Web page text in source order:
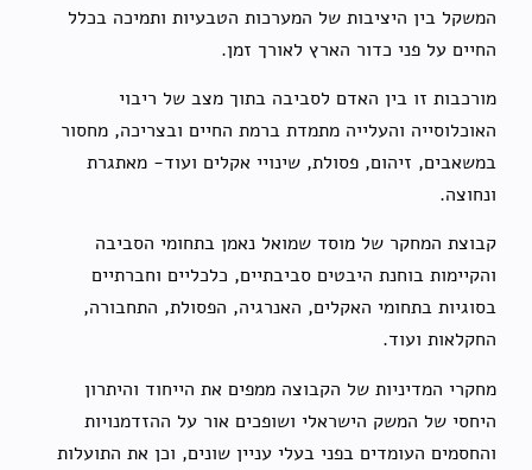
המשקל בין היציבות של המערכות הטבעיות ותמיכה בכלל
החיים על פני כדור הארץ לאורך זמן.
מורכבות זו בין האדם לסביבה בתוך מצב של ריבוי
האוכלוסייה והעלייה מתמדת ברמת החיים ובצריכה, מחסור
במשאבים, זיהום, פסולת, שינויי אקלים ועוד- מאתגרת
ונחוצה.
קבוצת המחקר של מוסד שמואל נאמן בתחומי הסביבה
והקיימות בוחנת היבטים סביבתיים, כלכליים וחברתיים
בסוגיות בתחומי האקלים, האנרגיה, הפסולת, התחבורה,
החקלאות ועוד.
מחקרי המדיניות של הקבוצה ממפים את הייחוד והיתרון
היחסי של המשק הישראלי ושופכים אור על ההזדמנויות
והחסמים העומדים בפני בעלי עניין שונים, וכן את התועלות